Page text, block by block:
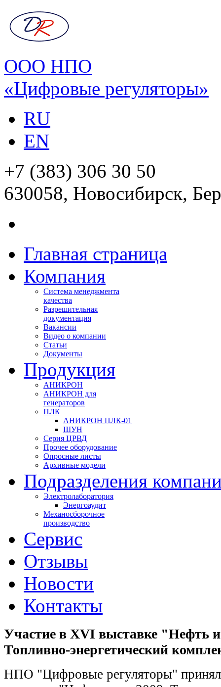
ООО НПО
«Цифровые регуляторы»
RU
EN
+7 (383) 306 30 50
630058, Новосибирск,
Главная страница
Компания
Система менеджмента
качества
Разрешительная
документация
Вакансии
Видео о компании
Статьи
Документы
Продукция
АНИКРОН
АНИКРОН для
генераторов
ПЛК
АНИКРОН ПЛК-01
ШУН
Серия ЦРВД
Прочее оборудование
Опросные листы
Архивные модели
Подразделения
Электролаборатория
Энергоаудит
Механосборочное
производство
Сервис
Отзывы
Новости
Контакты
Участие в XVI выставке "Нефть и
Топливно-энергетический
НПО "Цифровые регуляторы"